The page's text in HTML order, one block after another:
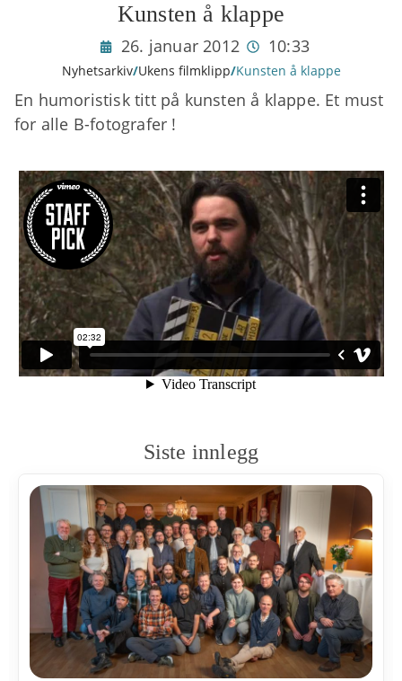
Kunsten å klappe
26. januar 2012 10:33
Nyhetsarkiv/Ukens filmklipp/Kunsten å klappe
En humoristisk titt på kunsten å klappe. Et must
for alle B-fotografer !
Siste innlegg